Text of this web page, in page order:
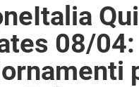
08/04: